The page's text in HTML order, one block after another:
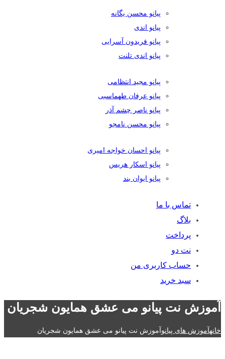
پیانو محسن یگانه
پیانو اندی
پیانو فریدون آسرایی
پیانو اندی تلنت
پیانو مجید انتظامی
پیانو عرفان طهماسبی
پیانو ناصر چشم آذر
پیانو محسن نامجو
پیانو احسان خواجه امیری
پیانو اسکار هریس
پیانو ایوان بند
تماس با ما
بلاگ
پرداخت
نت دو
حساب کاربری من
سبد خرید
آموزش نت پیانو می عشق همایون شجریان
خانهآموزش های پیانوآموزش نت پیانو می عشق همایون شجریان